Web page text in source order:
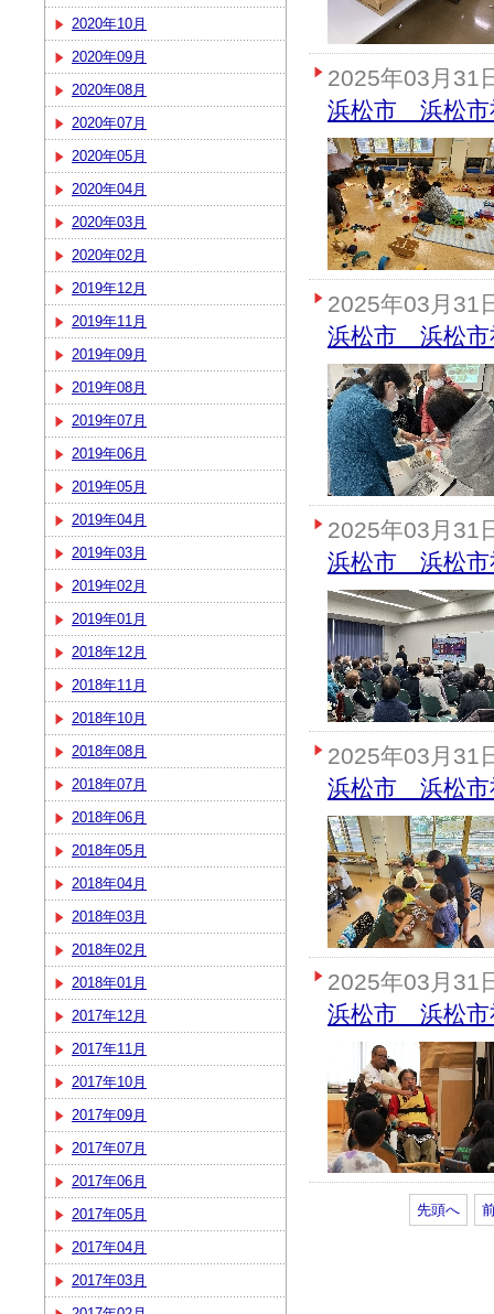
2020年10月
2020年09月
2020年08月
2020年07月
2020年05月
2020年04月
2020年03月
2020年02月
2019年12月
2019年11月
2019年09月
2019年08月
2019年07月
2019年06月
2019年05月
2019年04月
2019年03月
2019年02月
2019年01月
2018年12月
2018年11月
2018年10月
2018年08月
2018年07月
2018年06月
2018年05月
2018年04月
2018年03月
2018年02月
2018年01月
2017年12月
2017年11月
2017年10月
2017年09月
2017年07月
2017年06月
2017年05月
2017年04月
2017年03月
2025年03月31
浜松市 浜松市
2025年03月31
浜松市 浜松市
2025年03月31
浜松市 浜松市
2025年03月31
浜松市 浜松市
2025年03月31
浜松市 浜松市
先頭へ